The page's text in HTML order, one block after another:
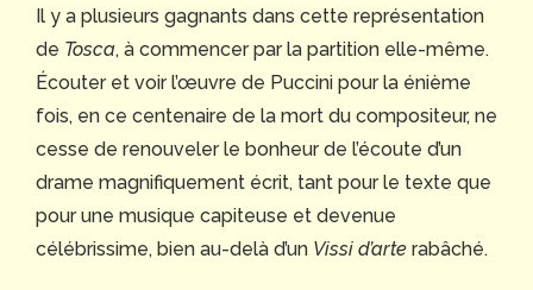
© Mickaël & Cédric - Studio Delestrade
Il y a plusieurs gagnants dans cette représentation
de Tosca, à commencer par la partition elle-même.
Écouter et voir l’œuvre de Puccini pour la énième
fois, en ce centenaire de la mort du compositeur, ne
cesse de renouveler le bonheur de l’écoute d’un
drame magnifiquement écrit, tant pour le texte que
pour une musique capiteuse et devenue
célébrissime, bien au-delà d’un Vissi d’arte rabâché.